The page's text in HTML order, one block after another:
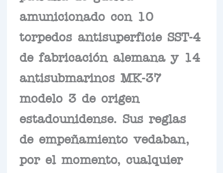
amunicionado con 10
torpedos antisuperficie SST-4
de fabricación alemana y 14
antisubmarinos MK-37
modelo 3 de origen
estadounidense. Sus reglas
de empeñamiento vedaban,
por el momento, cualquier